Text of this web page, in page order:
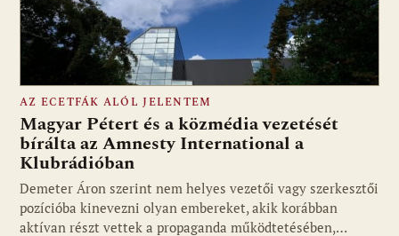
Fotó: media1.hu
AZ ECETFÁK ALÓL JELENTEM
Magyar Pétert és a közmédia vezetését
bírálta az Amnesty International a
Klubrádióban
Demeter Áron szerint nem helyes vezetői vagy szerkesztői
pozícióba kinevezni olyan embereket, akik korábban
aktívan részt vettek a propaganda működtetésében,…